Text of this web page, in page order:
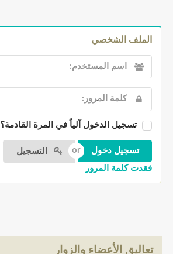
الملف الشخصي
تسجيل الدخول آلياً في المرة القادمة؟
التسجيل
فقدت كلمة المرور
تعاليق الأعضاء والزوار